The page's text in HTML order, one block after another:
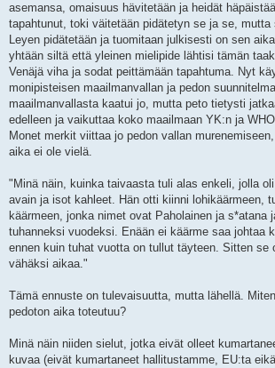
asemansa, omaisuus hävitetään ja heidät
tapahtunut, toki väitetään pidätetyn se ja se,
Leyen pidätetään ja tuomitaan julkisesti on sen
yhtään siltä että yleinen mielipide lähtisi tämän
Venäjä viha ja sodat peittämään tapahtuma. Nyt
monipisteisen maailmanvallan ja pedon
maailmanvallasta kaatui jo, mutta peto tietysti
edelleen ja vaikuttaa koko maailmaan YK:n ja
Monet merkit viittaa jo pedon vallan
aika ei ole vielä.
"Minä näin, kuinka taivaasta tuli alas enkeli, jolla
avain ja isot kahleet. Hän otti kiinni lohikäärmeen,
käärmeen, jonka nimet ovat Paholainen ja s*atana
tuhanneksi vuodeksi. Enään ei käärme saa johtaa
ennen kuin tuhat vuotta on tullut täyteen. Sitten se
vähäksi aikaa."
Tämä ennuste on tulevaisuutta, mutta lähellä.
pedoton aika toteutuu?
Minä näin niiden sielut, jotka eivät olleet
kuvaa (eivät kumartaneet hallitustamme, EU:ta